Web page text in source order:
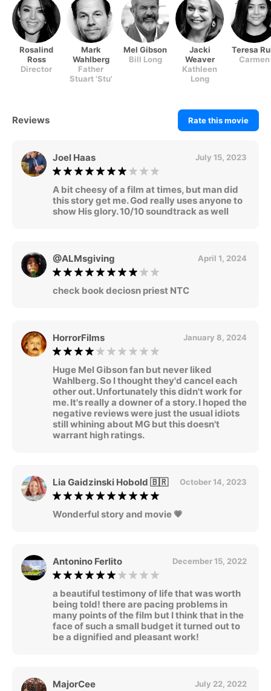
Rosalind
Ross
Director
Mark
Wahlberg
Father
Stuart 'Stu'
Mel Gibson
Bill Long
Jacki
Weaver
Kathleen
Long
Teresa
Carmen
Reviews Rate this movie
Joel Haas July 15, 2023
A bit cheesy of a film at times, but man did
this story get me. God really uses anyone to
show His glory. 10/10 soundtrack as well
@ALMsgiving April 1, 2024
check book deciosn priest NTC
HorrorFilms January 8, 2024
Huge Mel Gibson fan but never liked
Wahlberg. So I thought they'd cancel each
other out. Unfortunately this didn't work for
me. It's really a downer of a story. I hoped the
negative reviews were just the usual idiots
still whining about MG but this doesn't
warrant high ratings.
Lia Gaidzinski Hobold 🇧🇷 October 14, 2023
Wonderful story and movie 💗
Antonino Ferlito December 15, 2022
a beautiful testimony of life that was worth
being told! there are pacing problems in
many points of the film but I think that in the
face of such a small budget it turned out to
be a dignified and pleasant work!
MajorCee July 22, 2022